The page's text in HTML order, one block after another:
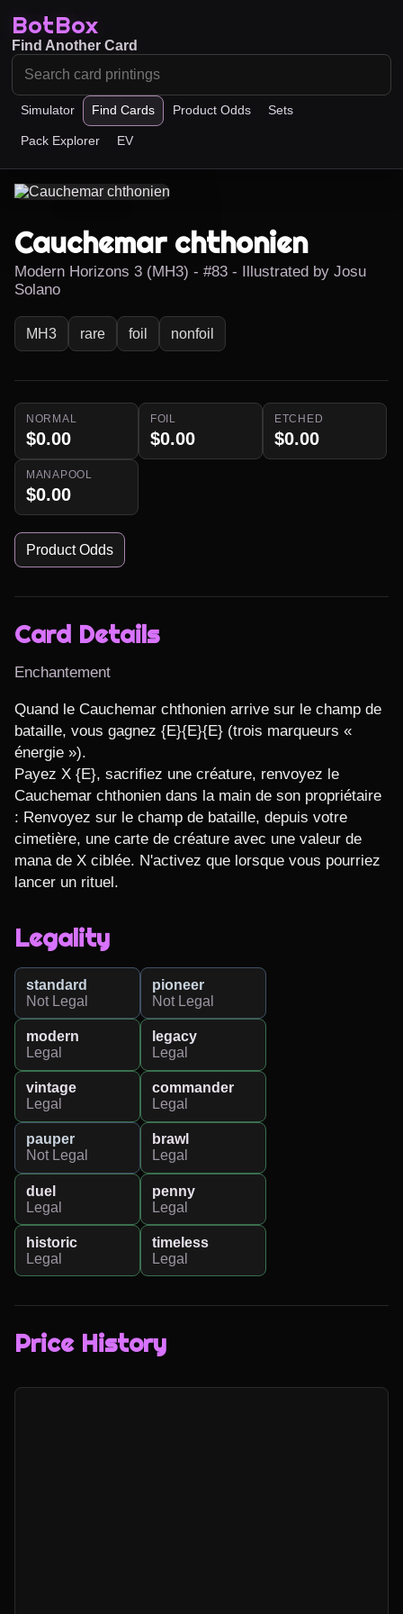
BotBox
Simulator Find Cards Product Odds Sets
Pack Explorer EV
Find Another Card
Cauchemar chthonien
Modern Horizons 3 (MH3) - #83 - Illustrated by Josu
Solano
MH3 rare foil nonfoil
NORMAL
$0.00
FOIL
$0.00
ETCHED
$0.00
MANAPOOL
$0.00
Product Odds
Card Details
Enchantement
Quand le Cauchemar chthonien arrive sur le champ de
bataille, vous gagnez {E}{E}{E} (trois marqueurs «
énergie »).
Payez X {E}, sacrifiez une créature, renvoyez le
Cauchemar chthonien dans la main de son propriétaire
: Renvoyez sur le champ de bataille, depuis votre
cimetière, une carte de créature avec une valeur de
mana de X ciblée. N'activez que lorsque vous pourriez
lancer un rituel.
Legality
standard
Not Legal
pioneer
Not Legal
modern
Legal
legacy
Legal
vintage
Legal
commander
Legal
pauper
Not Legal
brawl
Legal
duel
Legal
penny
Legal
historic
Legal
timeless
Legal
Price History